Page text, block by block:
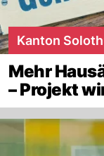
Kanton
Mehr
– Projekt